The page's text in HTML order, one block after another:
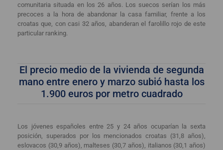
comunitaria situada en los 26 años. Los suecos serían los más
precoces a la hora de abandonar la casa familiar, frente a los
croatas que, con casi 32 años, abanderan el farolillo rojo de este
particular ranking.
El precio medio de la vivienda de segunda
mano entre enero y marzo subió hasta los
1.900 euros por metro cuadrado
Los jóvenes españoles entre 25 y 24 años ocuparían la sexta
posición, superados por los mencionados croatas (31,8 años),
eslovacos (30,9 años), malteses (30,7 años), italianos (30,1 años)